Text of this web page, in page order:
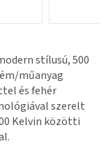
stílusú, 500
műanyag
és fehér
szerelt
Kelvin közötti